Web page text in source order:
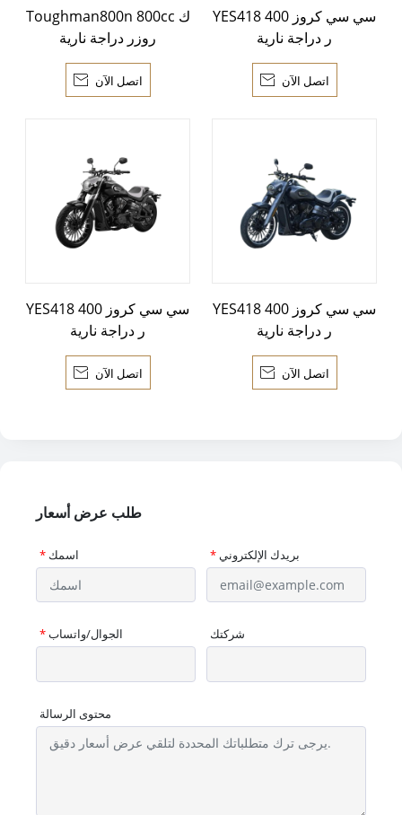
Toughman800n 800cc ك
روزر دراجة نارية
 اتصل الآن
YES418 400 سي سي كروز
ر دراجة نارية
 اتصل الآن
YES418 400 سي سي كروز
ر دراجة نارية
 اتصل الآن
YES418 400 سي سي كروز
ر دراجة نارية
 اتصل الآن
طلب عرض أسعار
* اسمك * بريدك الإلكتروني
*الجوال/واتساب شركتك
محتوى الرسالة